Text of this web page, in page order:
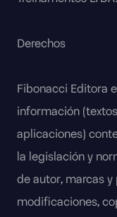
Derechos
Fibonacci Editora
información
aplicaciones)
la legislación y
de autor, marcas
modificaciones,